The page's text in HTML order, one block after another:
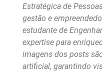
Estratégica de
gestão e
estudante de
expertise para
imagens dos posts
artificial, garantindo